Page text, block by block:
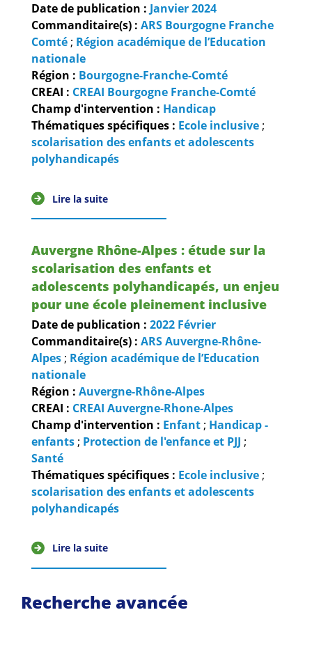
Date de publication : Janvier2024
Commanditaire(s) : ARS Bourgogne Franche
Comté ; Région académique de l’Education
nationale
Région : Bourgogne-Franche-Comté
CREAI : CREAI Bourgogne Franche-Comté
Champ d'intervention : Handicap
Thématiques spécifiques : Ecole inclusive ;
scolarisation des enfants et adolescents
polyhandicapés
Lire la suite
Auvergne Rhône-Alpes : étude sur la
scolarisation des enfants et
adolescents polyhandicapés, un enjeu
pour une école pleinement inclusive
Date de publication : 2022 Février
Commanditaire(s) : ARS Auvergne-Rhône-
Alpes ; Région académique de l’Education
nationale
Région : Auvergne-Rhône-Alpes
CREAI : CREAI Auvergne-Rhone-Alpes
Champ d'intervention : Enfant ; Handicap -
enfants ; Protection de l'enfance et PJJ ;
Santé
Thématiques spécifiques : Ecole inclusive ;
scolarisation des enfants et adolescents
polyhandicapés
Lire la suite
Recherche avancée